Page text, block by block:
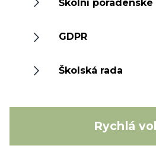
Školní
GDPR
Školská rada
Rychlá